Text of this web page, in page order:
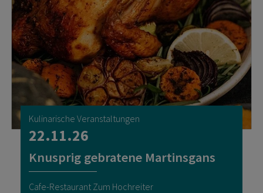
Kulinarische Veranstaltungen
22.11.26
Knusprig gebratene Martinsgans
Cafe-Restaurant Zum Hochreiter